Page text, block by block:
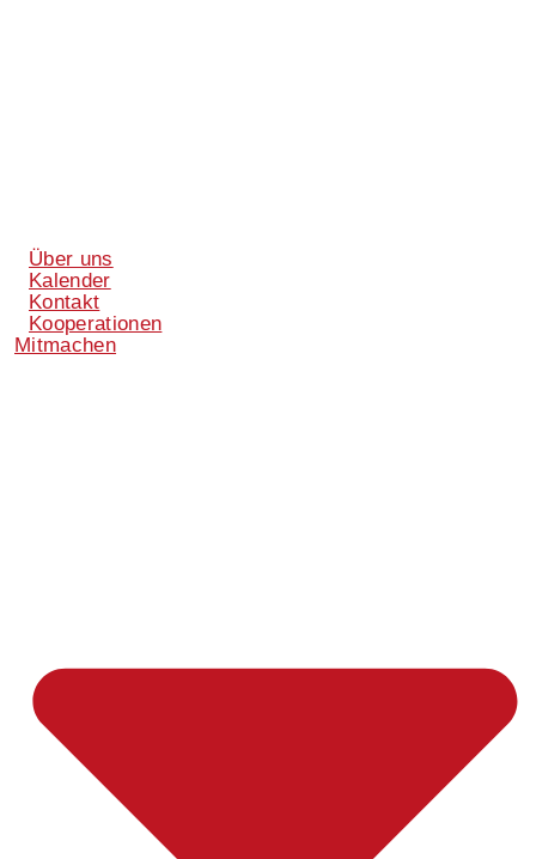
Über uns
Kalender
Kontakt
Kooperationen
Mitmachen